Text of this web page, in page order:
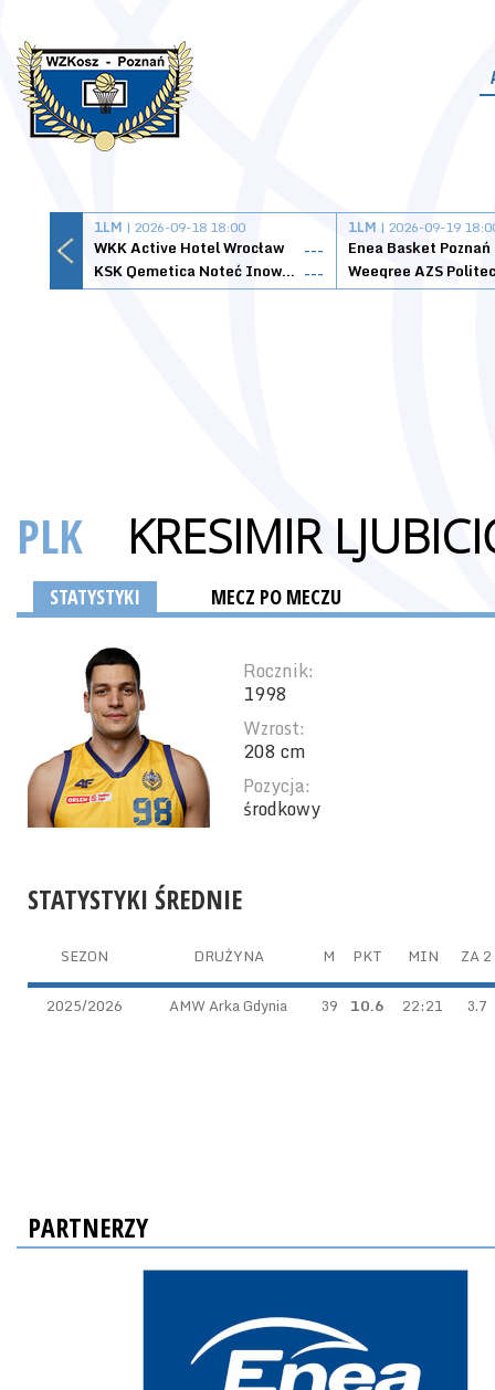
1LM | 2026-09-18 18:00
WKK Active Hotel Wrocław
---
KSK Qemetica Noteć Inowrocław ---
1LM | 2026-09-19
Enea Basket Poznań
PLK KRESIMIR
STATYSTYKI MECZ PO MECZU
Rocznik:
1998
Wzrost:
208 cm
Pozycja:
środkowy
STATYSTYKI ŚREDNIE
SEZON DRUŻYNA M PKT MIN ZA 2
2025/2026 AMW Arka Gdynia 39 10.6 22:21 3.7
PARTNERZY